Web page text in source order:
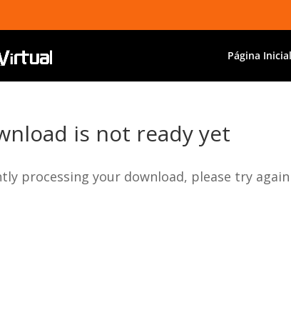
Página Inicial
is not ready yet
processing your download, please try